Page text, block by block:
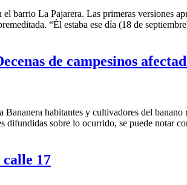
barrio La Pajarera. Las primeras versiones
“Él estaba ese día (18 de
de campesinos
habitantes y cultivadores del
difundidas sobre lo ocurrido, se puede notar
17